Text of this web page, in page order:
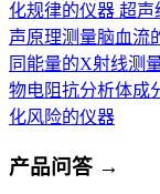
化规律的仪器 超声
声原理测量脑血流
同能量的X射线测
物电阻抗分析体成
化风险的仪器
产品问答 →